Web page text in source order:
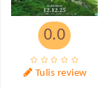
0.0
Tulis review